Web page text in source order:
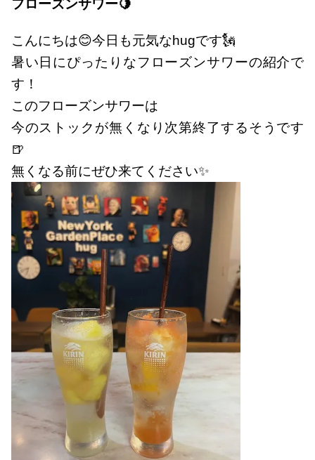
フローズンサワー🍋
こんにちは😊今日も元気なhugです🗽
暑い日にぴったりなフローズンサワーの紹介で
す！
このフローズンサワーは
今のストックが無くなり次第終了するそうです
🍺
無くなる前にぜひ来てください✨